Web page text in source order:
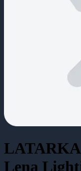
Lena